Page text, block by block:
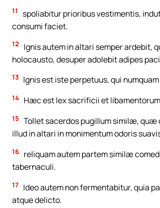
11
spoliabitur prioribus vestimentis,
consumi faciet.
12
Ignis autem in altari semper ardebit,
holocausto, desuper adolebit adipes
13 Ignis est iste perpetuus, qui
14 Hæc est lex sacrificii et
15 Tollet sacerdos pugillum similæ, quæ
illud in altari in monimentum odoris
16 reliquam autem partem similæ
tabernaculi.
17 Ideo autem non fermentabitur, quia
atque delicto.